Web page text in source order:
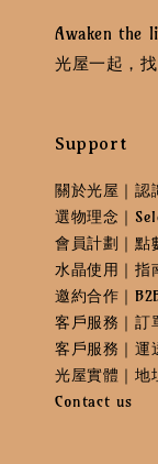
Awaken the
光屋一起，
Support
關於光屋｜認
選物理念｜
會員計劃｜點
水晶使用｜指
邀約合作｜
客戶服務｜訂
客戶服務｜運
光屋實體｜地
Contact us